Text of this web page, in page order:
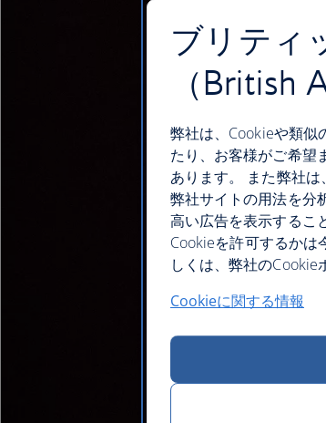
ブリティ
（British
弊社は、Cookieや類似
たり、お客様がご希望
あります。 また弊社は
弊社サイトの用法を分
高い広告を表示するこ
Cookieを許可するかは
しくは、弊社のCookie
Cookieに関する情報